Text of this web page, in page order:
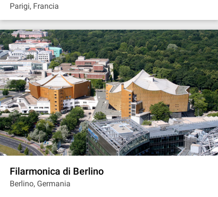
Parigi, Francia
Filarmonica di Berlino
Berlino, Germania